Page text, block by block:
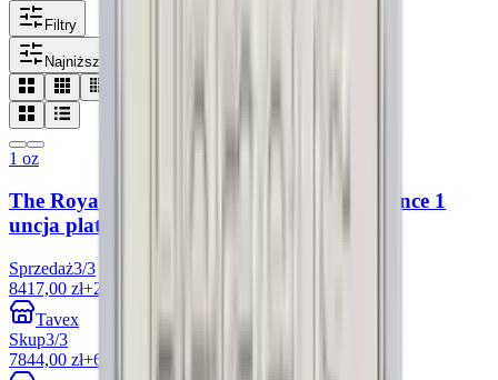
Filtry
Najniższy spot
1 oz
The Royal Tudor Beasts: The Bull of Clarence 1
uncja platyny 2023
Sprzedaż3/3
8417,00 zł+27.70%
Tavex
Skup3/3
7844,00 zł+6.81%